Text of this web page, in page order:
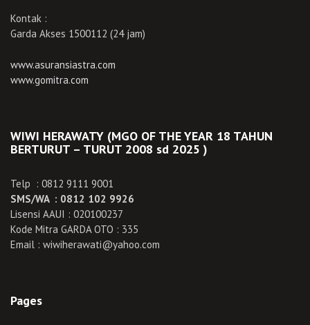
Kontak :
Garda Akses 1500112 (24 jam)
www.asuransiastra.com
www.gomitra.com
WIWI HERAWATY (MGO OF THE YEAR 18 TAHUN
BERTURUT – TURUT 2008 sd 2025 )
Telp : 0812 9111 9001
SMS/WA : 0812 102 9926
Lisensi AAUI : 020100237
Kode Mitra GARDA OTO : 335
Email : wiwiherawati@yahoo.com
Pages